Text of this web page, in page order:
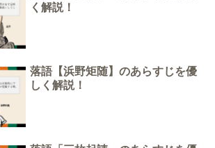
く解説！
落語【浜野矩随】のあらすじを優
しく解説！